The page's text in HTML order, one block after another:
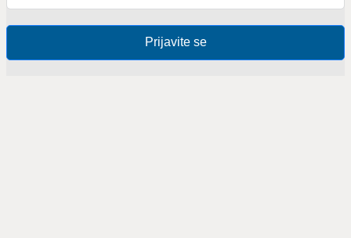
Prijavite se